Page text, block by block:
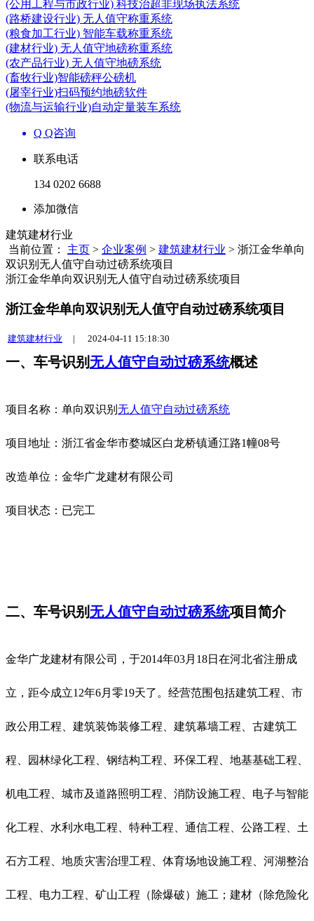
(公用工程与市政行业) 科技治超非现场执法系统
(路桥建设行业) 无人值守称重系统
(粮食加工行业) 智能车载称重系统
(建材行业) 无人值守地磅称重系统
(农产品行业) 无人值守地磅系统
(畜牧行业)智能磅秤公磅机
(屠宰行业)扫码预约地磅软件
(物流与运输行业)自动定量装车系统
Q Q咨询
联系电话
134 0202 6688
添加微信
建筑建材行业
当前位置： 主页 > 企业案例 > 建筑建材行业 > 浙江金华单向
双识别无人值守自动过磅系统项目
浙江金华单向双识别无人值守自动过磅系统项目
浙江金华单向双识别无人值守自动过磅系统项目
建筑建材行业 | 2024-04-11 15:18:30
一、 车号识别 无人值守自动过磅系统概述
项目名称：单向双识别 无人值守自动过磅系统
项目地址：浙江省金华市婺城区白龙桥镇通江路1幢08号
改造单位：金华广龙建材有限公司
项目状态：已完工
二、车号识别 无人值守自动过磅系统项目简介
金华广龙建材有限公司，于2014年03月18日在河北省注册成
立，距今成立12年6月零19天了。经营范围包括建筑工程、市
政公用工程、建筑装饰装修工程、建筑幕墙工程、古建筑工
程、园林绿化工程、钢结构工程、环保工程、地基基础工程、
机电工程、城市及道路照明工程、消防设施工程、电子与智能
化工程、水利水电工程、特种工程、通信工程、公路工程、土
石方工程、地质灾害治理工程、体育场地设施工程、河湖整治
工程、电力工程、矿山工程（除爆破）施工；建材（除危险化